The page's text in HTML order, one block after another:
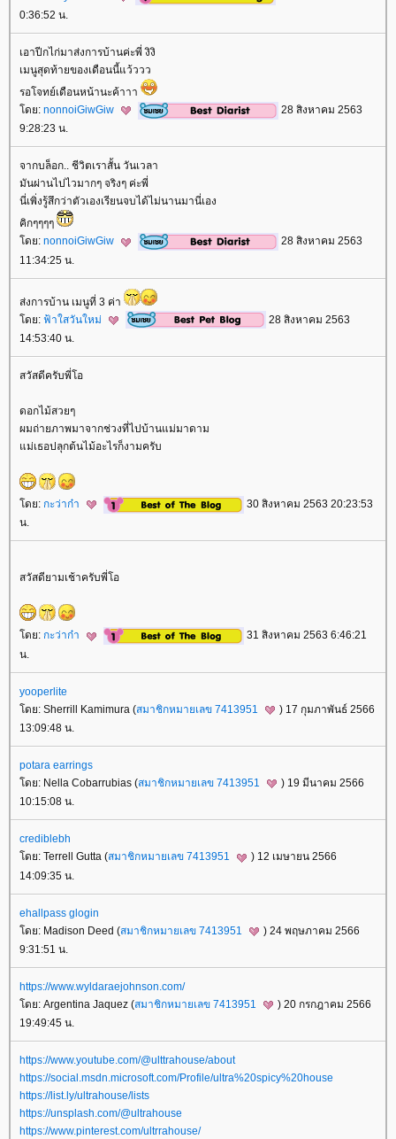
0:36:52 น.
เอาปีกไก่มาส่งการบ้านค่ะพี่ งิงิ
เมนูสุดท้ายของเดือนนี้แว้ววว
รอโจทย์เดือนหน้านะค้าาา
ดย: nonnoiGiwGiw
28 สิงหาคม 2563
9:28:23 น.
จากบล็อก.. ชีวิตเราสั้น วันเวลา
มันผ่านไปไวมากๆ จริงๆ ค่ะพี่
นี่เพิ่งรู้สึกว่าตัวเองเรียนจบได้ไม่นานมานี่เอง
คิกๆๆๆๆ
ดย: nonnoiGiwGiw
28 สิงหาคม 2563
11:34:25 น.
ส่งการบ้าน เมนูที่ 3 ค่า
ดย: ฟ้าใสวันใหม่
28 สิงหาคม 2563
14:53:40 น.
สวัสดีครับพี่โอ
ดอกไม้สวยๆ
ผมถ่ายภาพมาจากช่วงที่ไปบ้านแม่มาดาม
ม่เธอปลุกต้นไม้อะไรก็งามครับ
ดย: กะว่าก๋า
30 สิงหาคม 2563 20:23:53
น.
สวัสดียามเช้าครับพี่โอ
ดย: กะว่าก๋า
31 สิงหาคม 2563 6:46:21
น.
yooperlite
ดย: Sherrill Kamimura (สมาชิกหมายเลข 7413951
) 17 กุมภาพันธ์ 2566
13:09:48 น.
potara earrings
ดย: Nella Cobarrubias (สมาชิกหมายเลข 7413951
) 19 มีนาคม 2566
10:15:08 น.
crediblebh
ดย: Terrell Gutta (สมาชิกหมายเลข 7413951
) 12 เมษายน 2566
14:09:35 น.
ehallpass glogin
ดย: Madison Deed (สมาชิกหมายเลข 7413951
) 24 พฤษภาคม 2566
9:31:51 น.
https://www.wyldaraejohnson.com/
ดย: Argentina Jaquez (สมาชิกหมายเลข 7413951
) 20 กรกฎาคม 2566
19:49:45 น.
https://www.youtube.com/@ulttrahouse/about
https://social.msdn.microsoft.com/Profile/ultra%20spicy%20house
https://list.ly/ultrahouse/lists
https://unsplash.com/@ultrahouse
https://www.pinterest.com/ultrrahouse/